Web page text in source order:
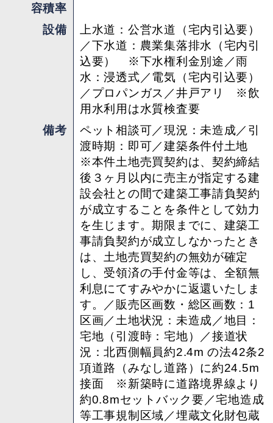
が成立しなかったときは、土地売買契約の無効が
確定し、受領済の手付金等は、全額無利息にてす
みやかに返還いたします。
※住宅ローン利用可
担当 ： さわこ
容積率
設備
上水道：公営水道（宅内引込要）
／下水道：農業集落排水（宅内引
込要） ※下水権利金別途／雨
水：浸透式／電気（宅内引込要）
／プロパンガス／井戸アリ ※飲
用水利用は水質検査要
備考
ペット相談可／現況：未造成／引
渡時期：即可／建築条件付土地
※本件土地売買契約は、契約締結
後３ヶ月以内に売主が指定する建
設会社との間で建築工事請負契約
が成立することを条件として効力
を生じます。期限までに、建築工
事請負契約が成立しなかったとき
は、土地売買契約の無効が確定
し、受領済の手付金等は、全額無
利息にてすみやかに返還いたしま
す。／販売区画数・総区画数：1
区画／土地状況：未造成／地目：
宅地（引渡時：宅地）／接道状
況：北西側幅員約2.4m の法42条2
項道路（みなし道路）に約24.5m
接面 ※新築時に道路境界線より
約0.8mセットバック要／宅地造成
等工事規制区域／埋蔵文化財包蔵